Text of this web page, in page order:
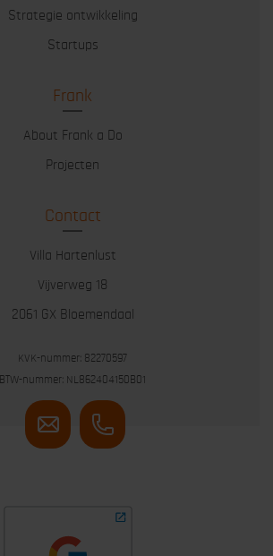
Strategie ontwikkeling
Startups
Frank
About Frank a Do
Projecten
Contact
Villa Hartenlust
Vijverweg 18
2061 GX Bloemendaal
KVK-nummer: 82270597
BTW-nummer: NL862404150B01